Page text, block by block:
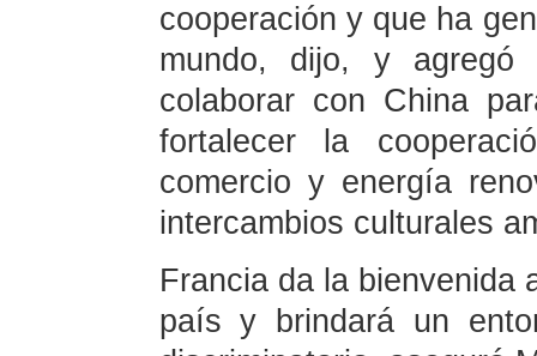
cooperación y que ha
mundo, dijo, y
colaborar con China
fortalecer la
comercio y energía
intercambios culturales
Francia da la bienvenida
país y brindará un